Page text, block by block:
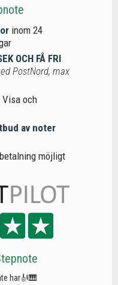
inom 24
OCH FÅ FRI
PostNord, max
Visa och
av noter
betalning möjligt
har🎻🎹